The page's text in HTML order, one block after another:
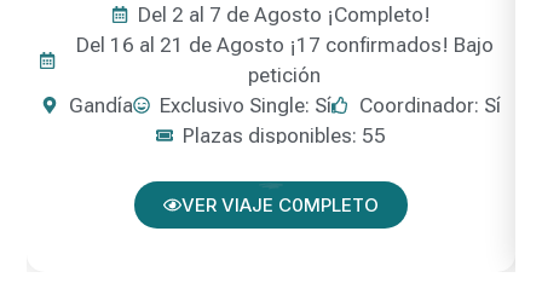
Del 2 al 7 de Agosto ¡Completo!
Del 16 al 21 de Agosto ¡17 confirmados! Bajo
petición
Gandía
Exclusivo Single: Sí
Coordinador: Sí
Plazas disponibles: 55
VER VIAJE C0MPLETO